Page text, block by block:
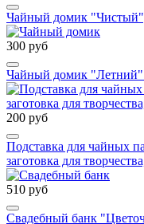
Чайный домик
300 руб
Чайный домик "Летний"
200 руб
Подставка для чайных
заготовка для
510 руб
Свадебный банк